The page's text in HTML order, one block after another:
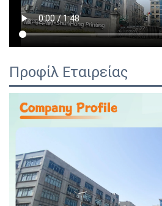
Προφίλ Εταιρείας